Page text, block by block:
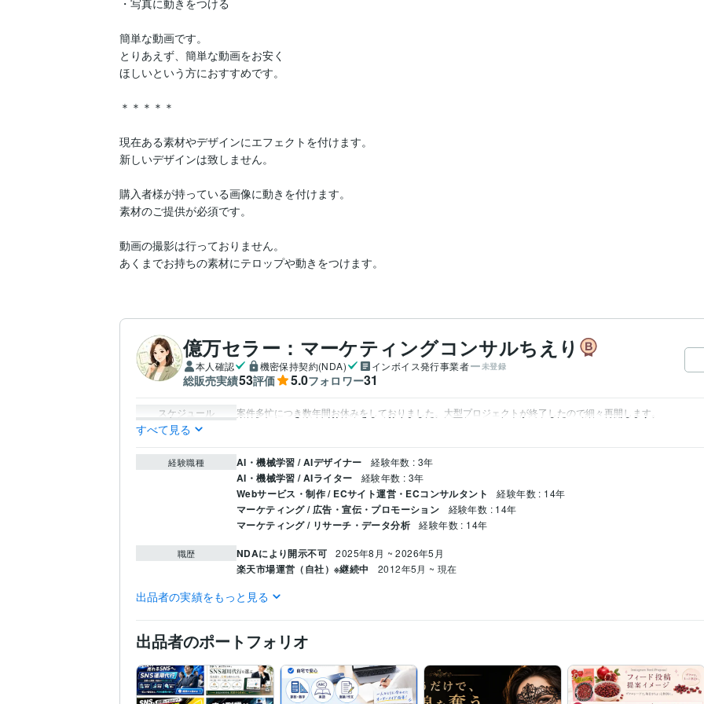
・写真に動きをつける
簡単な動画です。
とりあえず、簡単な動画をお安く
ほしいという方におすすめです。
＊＊＊＊＊
現在ある素材やデザインにエフェクトを付けます。
新しいデザインは致しません。
購入者様が持っている画像に動きを付けます。
素材のご提供が必須です。
動画の撮影は行っておりません。
あくまでお持ちの素材にテロップや動きをつけます。
億万セラー：マーケティングコンサルちえり
本人確認 機密保持契約(NDA) インボイス発行事業者 未登録
総販売実績53評価 5.0フォロワー31
スケジュール 案件多忙につき数年間お休みをしておりました。大型プロジェクトが終了したので細々再開します。
すべて見る
経験職種 AI・機械学習 / AIデザイナー 経験年数 : 3年
AI・機械学習 / AIライター 経験年数 : 3年
Webサービス・制作 / ECサイト運営・ECコンサルタント 経験年数 : 14年
マーケティング / 広告・宣伝・プロモーション 経験年数 : 14年
マーケティング / リサーチ・データ分析 経験年数 : 14年
職歴 NDAにより開示不可 2025年8月 ~ 2026年5月
楽天市場運営（自社）※継続中 2012年5月 ~ 現在
得意分野 Web制作・HP作成・EC構築
出品者の実績をもっと見る
出品者のポートフォリオ